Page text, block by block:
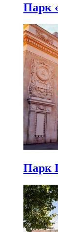
Парк
Парк